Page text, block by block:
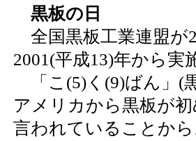
黒板の日
全国黒板工業連盟が
2001(平成13)年から実
「こ(5)く(9)ばん」(
アメリカから黒板が
言われていることか